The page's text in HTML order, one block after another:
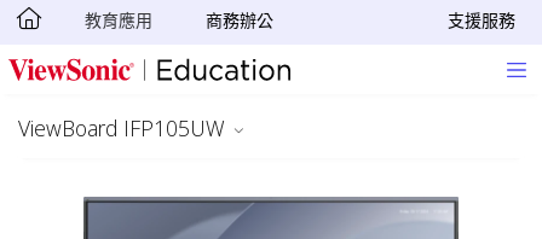
轉跳至主要內容
教育應用 商務辦公 支援服務
ViewBoard IFP105UW